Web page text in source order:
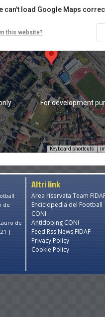
For development
Keyboard shortcuts
can't load Google Maps
this website?
de
de
|
Altri link
Area riservata Team
Enciclopedia del Football
CONI
Antidoping CONI
Feed Rss News FIDAF
Privacy Policy
Cookie Policy